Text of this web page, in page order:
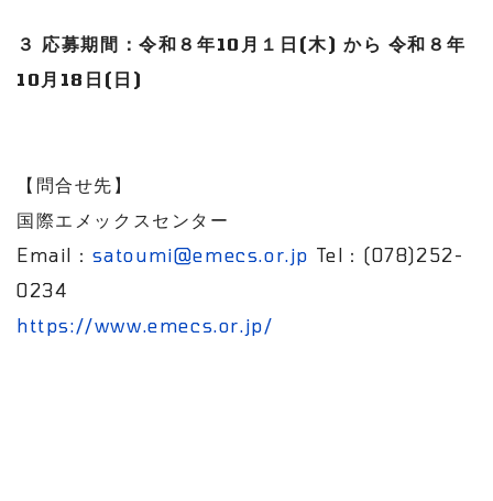
３ 応募期間：令和８年10月１日(木) から 令和８年
10月18日(日)
【問合せ先】
国際エメックスセンター
Email： satoumi@emecs.or.jp Tel：(078)252-
0234
https://www.emecs.or.jp/